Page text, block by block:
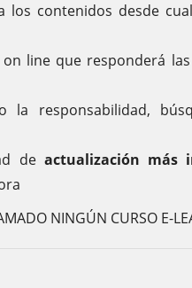
los contenidos desde
line que responderá
la responsabilidad,
de actualización más
NINGÚN CURSO E-